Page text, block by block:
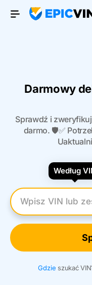
Otwórz menu
Darmowy
Sprawdź i
darmo. 🛡️✅
Według
Wpisz numer VIN
Gdzie szukać